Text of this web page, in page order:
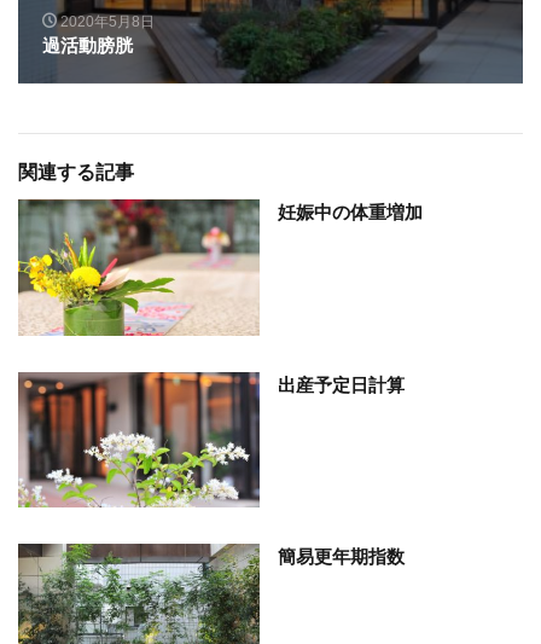
2020年5月8日
過活動膀胱
関連する記事
妊娠中の体重増加
出産予定日計算
簡易更年期指数